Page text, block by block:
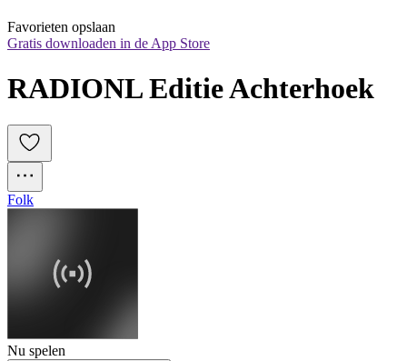
Favorieten opslaan
Gratis downloaden in de App Store
RADIONL Editie Achterhoek
Folk
Nu spelen